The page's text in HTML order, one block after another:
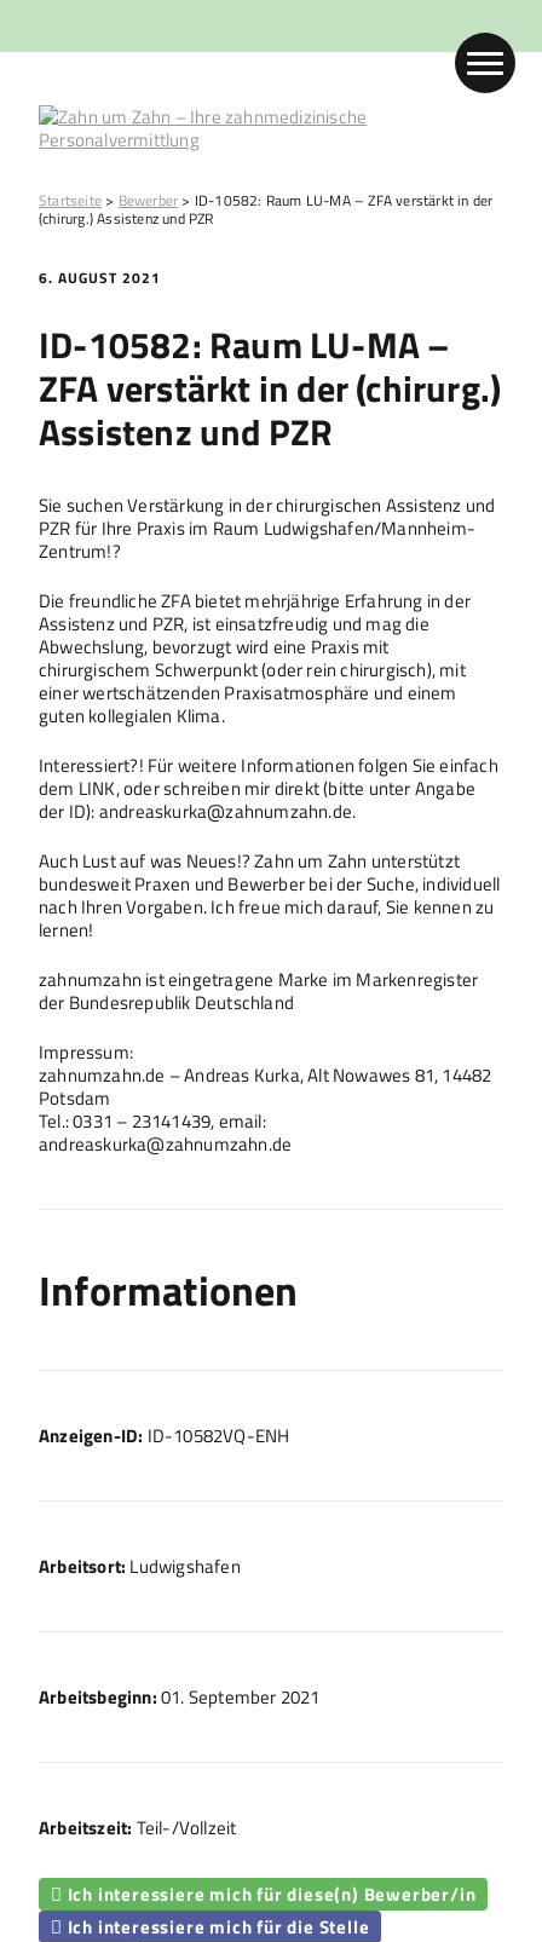
Startseite > Bewerber > ID-10582: Raum LU-MA – ZFA verstärkt in der
(chirurg.) Assistenz und PZR
6. AUGUST 2021
ID-10582: Raum LU-MA –
ZFA verstärkt in der (chirurg.)
Assistenz und PZR
Sie suchen Verstärkung in der chirurgischen Assistenz und
PZR für Ihre Praxis im Raum Ludwigshafen/Mannheim-
Zentrum!?
Die freundliche ZFA bietet mehrjährige Erfahrung in der
Assistenz und PZR, ist einsatzfreudig und mag die
Abwechslung, bevorzugt wird eine Praxis mit
chirurgischem Schwerpunkt (oder rein chirurgisch), mit
einer wertschätzenden Praxisatmosphäre und einem
guten kollegialen Klima.
Interessiert?! Für weitere Informationen folgen Sie einfach
dem LINK, oder schreiben mir direkt (bitte unter Angabe
der ID): andreaskurka@zahnumzahn.de.
Auch Lust auf was Neues!? Zahn um Zahn unterstützt
bundesweit Praxen und Bewerber bei der Suche, individuell
nach Ihren Vorgaben. Ich freue mich darauf, Sie kennen zu
lernen!
zahnumzahn ist eingetragene Marke im Markenregister
der Bundesrepublik Deutschland
Impressum:
zahnumzahn.de – Andreas Kurka, Alt Nowawes 81, 14482
Potsdam
Tel.: 0331 – 23141439, email:
andreaskurka@zahnumzahn.de
Informationen
Anzeigen-ID: ID-10582VQ-ENH
Arbeitsort: Ludwigshafen
Arbeitsbeginn:01. September 2021
Arbeitszeit: Teil-/Vollzeit
 Ich interessiere mich für diese(n) Bewerber/in
 Ich interessiere mich für die Stelle